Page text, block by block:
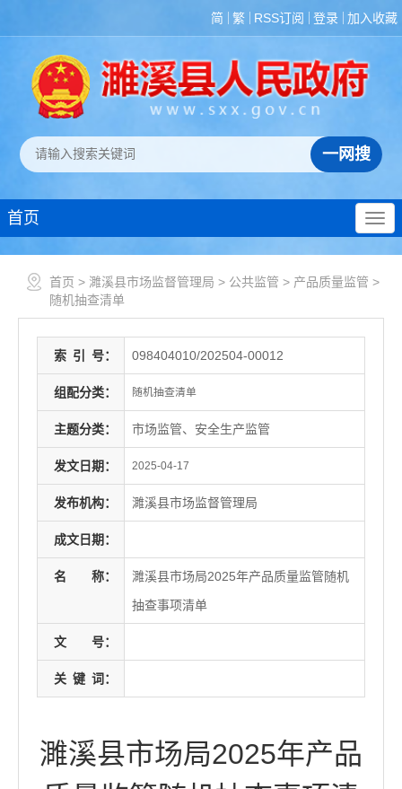
简 繁 RSS订阅 登录 加入收藏
首页
首页 > 濉溪县市场监督管理局 > 公共监管 > 产品质量监管 >
随机抽查清单
索 引 号： 098404010/202504-00012
组配分类： 随机抽查清单
主题分类： 市场监管、安全生产监管
发文日期： 2025-04-17
发布机构： 濉溪县市场监督管理局
成文日期：
名 称：
濉溪县市场局2025年产品质量监管随机
抽查事项清单
文 号：
关 键 词：
濉溪县市场局2025年产品